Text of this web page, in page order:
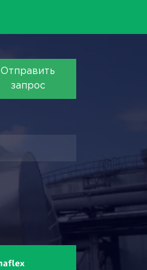
Отправить
запрос